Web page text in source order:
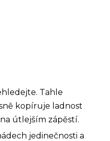
Tahle
kopíruje ladnost
útlejším zápěstí.
jedinečnosti a